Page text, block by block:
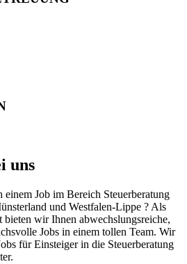
uns
einem Job im Bereich Steuerberatung
und Westfalen-Lippe ? Als
bieten wir Ihnen abwechslungsreiche,
Jobs in einem tollen Team. Wir
für Einsteiger in die Steuerberatung